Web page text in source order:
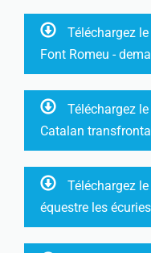
Téléchargez
Font Romeu -
Téléchargez
Catalan
Téléchargez
équestre les